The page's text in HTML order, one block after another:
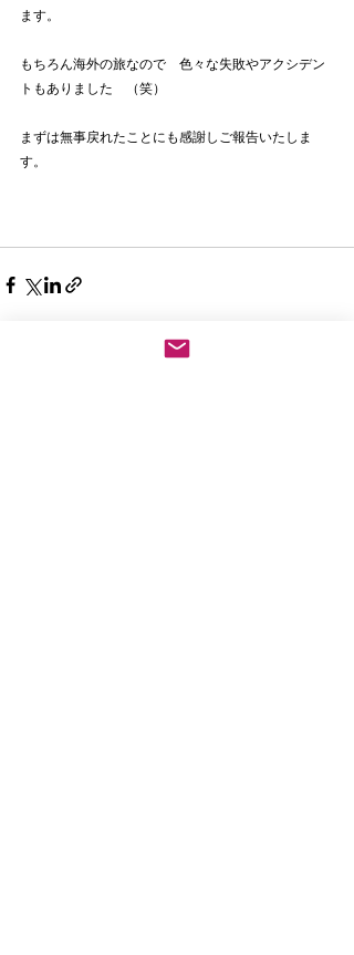
ます。
もちろん海外の旅なので　色々な失敗やアクシデン
トもありました　（笑）
まずは無事戻れたことにも感謝しご報告いたしま
す。